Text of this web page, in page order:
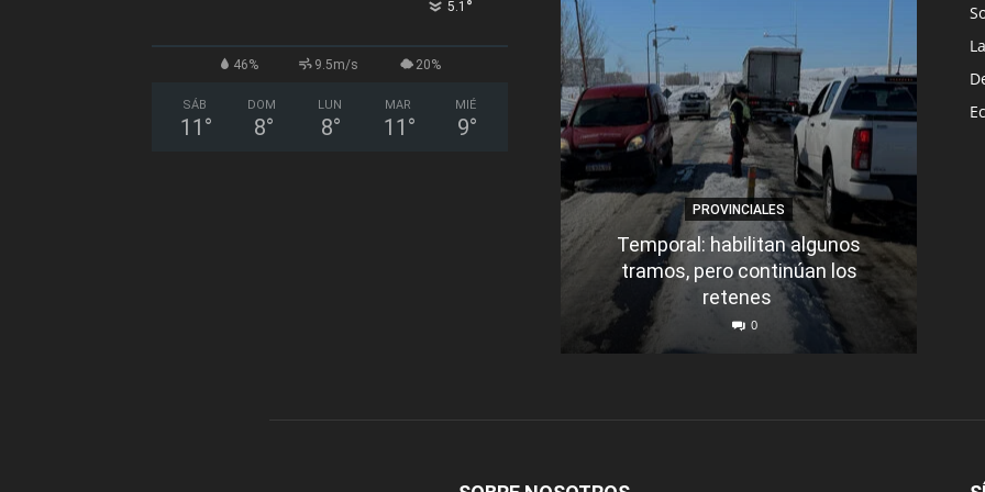
5.1 °
46% 9.5m/s 20%
SÁB
11 °
DOM
8°
LUN
8°
MAR
11 °
MIÉ
9°
PROVINCIALES
Temporal: habilitan algunos
tramos, pero continúan los
retenes
0